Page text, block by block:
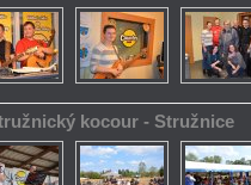
kocour - Stružnice